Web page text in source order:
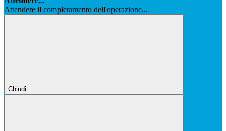
Attendere il completamento dell'operazione...
Chiudi